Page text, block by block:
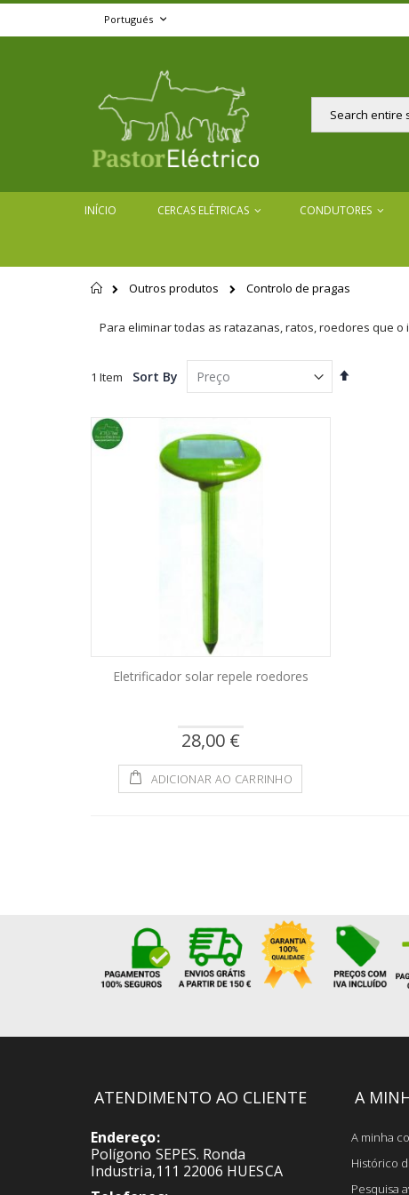
SkipLanguage
Portugués
Pesquisar
INÍCIO CERCAS ELÉTRICAS CONDUTORES
Outros produtos Controlo de pragas
Para eliminar todas as ratazanas, ratos, roedores que
1 Item Sort By
Set
Eletrificador solar repele roedores
28,00 €
ADICIONAR AO CARRINHO
ATENDIMENTO AO CLIENTE
Endereço:
Polígono SEPES. Ronda
Industria,111 22006 HUESCA
A
A minha
Histórico
Pesquisa